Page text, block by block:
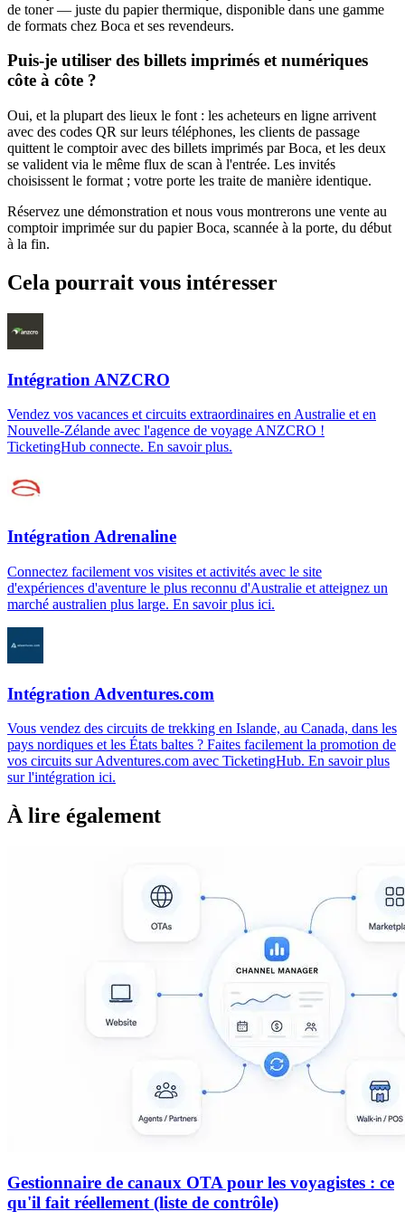
de toner — juste du papier thermique, disponible dans une gamme
de formats chez Boca et ses revendeurs.
Puis-je utiliser des billets imprimés et numériques
côte à côte ?
Oui, et la plupart des lieux le font : les acheteurs en ligne arrivent
avec des codes QR sur leurs téléphones, les clients de passage
quittent le comptoir avec des billets imprimés par Boca, et les deux
se valident via le même flux de scan à l'entrée. Les invités
choisissent le format ; votre porte les traite de manière identique.
Réservez une démonstration et nous vous montrerons une vente au
comptoir imprimée sur du papier Boca, scannée à la porte, du début
à la fin.
Cela pourrait vous intéresser
Intégration ANZCRO
Vendez vos vacances et circuits extraordinaires en Australie et en
Nouvelle-Zélande avec l'agence de voyage ANZCRO !
TicketingHub connecte. En savoir plus.
Intégration Adrenaline
Connectez facilement vos visites et activités avec le site
d'expériences d'aventure le plus reconnu d'Australie et atteignez un
marché australien plus large. En savoir plus ici.
Intégration Adventures.com
Vous vendez des circuits de trekking en Islande, au Canada, dans les
pays nordiques et les États baltes ? Faites facilement la promotion de
vos circuits sur Adventures.com avec TicketingHub. En savoir plus
sur l'intégration ici.
À lire également
Gestionnaire de canaux OTA pour les voyagistes : ce
qu'il fait réellement (liste de contrôle)